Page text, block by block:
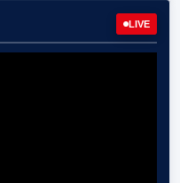
LIVE